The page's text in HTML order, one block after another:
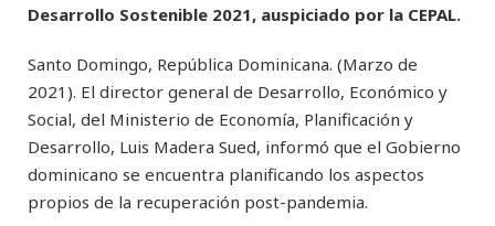
Desarrollo Sostenible 2021, auspiciado por la CEPAL.
Santo Domingo, República Dominicana. (Marzo de
2021). El director general de Desarrollo, Económico y
Social, del Ministerio de Economía, Planificación y
Desarrollo, Luis Madera Sued, informó que el Gobierno
dominicano se encuentra planificando los aspectos
propios de la recuperación post-pandemia.